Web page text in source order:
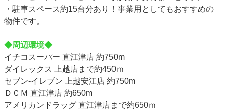
・駐車スペース約15台分あり！事業用としてもおすすめの
物件です。
◆周辺環境◆
イチコスーパー 直江津店 約750m
ダイレックス 上越店まで約450ｍ
セブン-イレブン 上越安江店 約750m
ＤＣＭ 直江津店 約650m
アメリカンドラッグ 直江津店まで約650ｍ